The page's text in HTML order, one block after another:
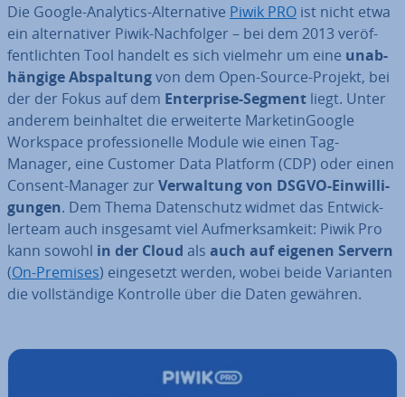
Die Google-Analytics-Al­ter­na­ti­ve Piwik PRO ist nicht etwa
ein al­ter­na­ti­ver Piwik-Nach­fol­ger – bei dem 2013 ver­öf­
fent­lich­ten Tool handelt es sich vielmehr um eine un­ab­
hän­gi­ge Ab­spal­tungvon dem Open-Source-Projekt, bei
der der Fokus auf dem En­ter­pri­se-Segment liegt. Unter
anderem be­inhal­tet die er­wei­ter­te Mar­ke­tinG­oog­le
Workspace pro­fes­sio­nel­le Module wie einen Tag-
Manager, eine Customer Data Platform (CDP) oder einen
Consent-Manager zur Ver­wal­tung von DSGVO-Ein­wil­li­
gun­gen. Dem Thema Da­ten­schutz widmet das Ent­wick­
ler­team auch insgesamt viel Auf­merk­sam­keit: Piwik Pro
kann sowohl in der Cloud als auch auf eigenen Servern
(On-Premises) ein­ge­setzt werden, wobei beide Varianten
die voll­stän­di­ge Kontrolle über die Daten gewähren.